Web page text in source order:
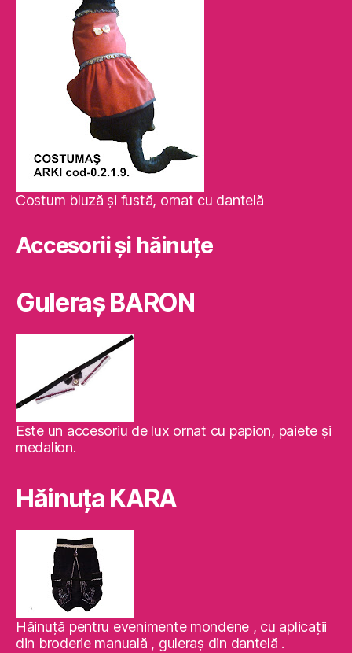
Costum bluză şi fustă, ornat cu dantelă
Accesorii și hăinuțe
Guleraş BARON
Este un accesoriu de lux ornat cu papion, paiete şi
medalion.
Hăinuţa KARA
Hăinuţă pentru evenimente mondene , cu aplicaţii
din broderie manuală , guleraş din dantelă .